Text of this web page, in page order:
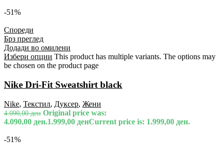
-51%
Спореди
Брз преглед
Додади во омилени
Избери опции This product has multiple variants. The options may
be chosen on the product page
Nike Dri-Fit Sweatshirt black
Nike, Текстил, Дуксер, Жени
4.090,00ден Original price was:
4.090,00 ден.1.999,00 денCurrent price is: 1.999,00 ден.
-51%